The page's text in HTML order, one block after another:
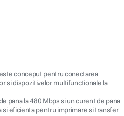
conceput pentru conectarea
si dispozitivelor multifunctionale la
pana la 480 Mbps si un curent de pana
si eficienta pentru imprimare si transfer